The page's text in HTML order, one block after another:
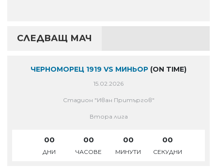
СЛЕДВАЩ МАЧ
ЧЕРНОМОРЕЦ 1919 VS МИНЬОР (ON TIME)
15.02.2026
Стадион "Иван Притъргов"
Втора лига
00
ДНИ
00
ЧАСОВЕ
00
МИНУТИ
00
СЕКУДНИ